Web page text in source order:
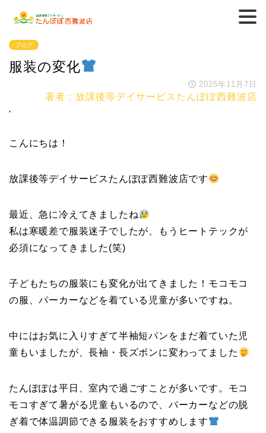
ブログ
服装の変化
2025年11月7日
著者：放課後等デイサービスたんぽぽ西難波店
'
こんにちは！
放課後等デイサービスたんぽぽ西難波店です
最近、急に冷えてきましたね
私は寒暖差で服装迷子でしたが、もうヒートテックが
必須になってきました(笑)
子どもたちの服装にも変化が出てきました！モコモコ
の服、パーカーなどを着ている児童が多いですね。
中にはお気に入りすぎて半袖短パンをまだ着ていた児
童もいましたが、長袖・長ズボンに変わってました
たんぽぽは平日、室内で過ごすことが多いです。モコ
モコすぎて暑がる児童もいるので、パーカーなどの脱
ぎ着で体温調節できる服装をおすすめします